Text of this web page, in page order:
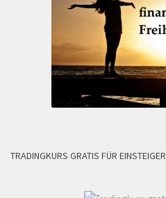
TRADINGKURS GRATIS FÜR EINSTEIGER